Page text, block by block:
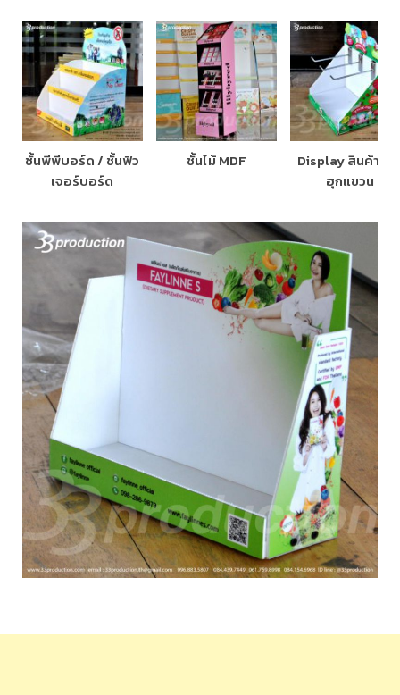
ชั้นพีพีบอร์ด / ชั้นฟิว
เจอร์บอร์ด
ชั้นไม้ MDF
Display สินค้ารุ่น
ฮุกแขวน